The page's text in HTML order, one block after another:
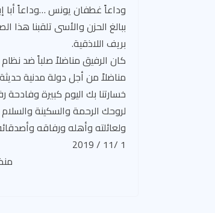
وداعاً غطفان يونس …وداعاً أبا
ببالغ الحزن والأسى تلقبنا هذا
بريف اللاذقية.
كان الرفيق مناضلاً صلباً ضد
مناضلاً من أجل دولة مدنية
خسارتنا بك اليوم كبيرة وفادحة
لروحك الرحمة والسكينة
ولعائلته وأهله ورفاقه
1 /11 / 2019
منظمة اللاذقية